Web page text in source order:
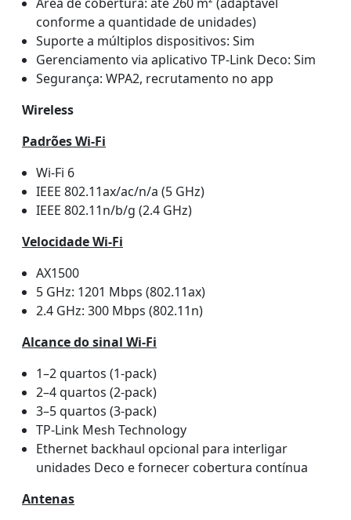
conforme a quantidade de unidades)
Suporte a múltiplos dispositivos: Sim
Gerenciamento via aplicativo TP-Link Deco: Sim
Segurança: WPA2, recrutamento no app
Wireless
Padrões Wi-Fi
Wi-Fi 6
IEEE 802.11ax/ac/n/a (5 GHz)
IEEE 802.11n/b/g (2.4 GHz)
Velocidade Wi-Fi
AX1500
5 GHz: 1201 Mbps (802.11ax)
2.4 GHz: 300 Mbps (802.11n)
Alcance do sinal Wi-Fi
1–2 quartos (1-pack)
2–4 quartos (2-pack)
3–5 quartos (3-pack)
TP-Link Mesh Technology
Ethernet backhaul opcional para interligar
unidades Deco e fornecer cobertura contínua
Antenas